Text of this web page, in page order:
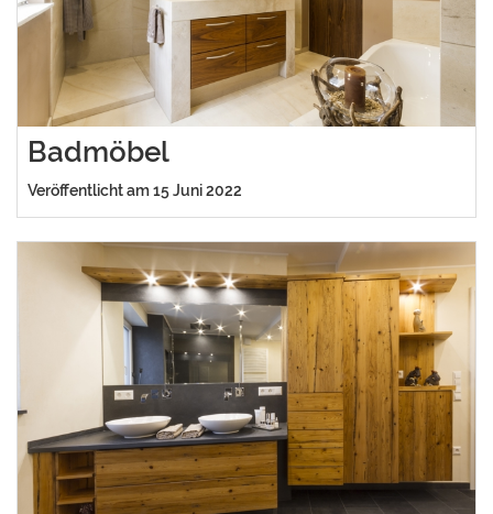
Badmöbel
Veröffentlicht am 15 Juni 2022